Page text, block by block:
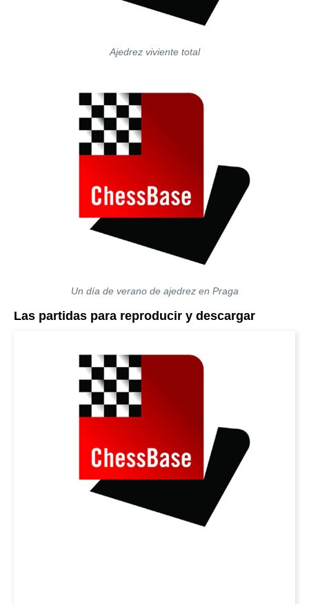
Ajedrez viviente total
Un día de verano de ajedrez en Praga
Las partidas para reproducir y descargar